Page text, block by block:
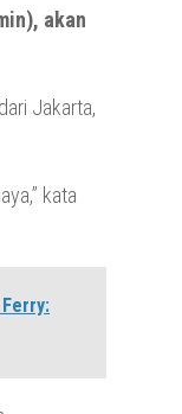
akan
Jakarta,
kata